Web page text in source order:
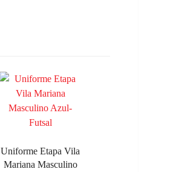
Uniforme Etapa Vila
Mariana Masculino